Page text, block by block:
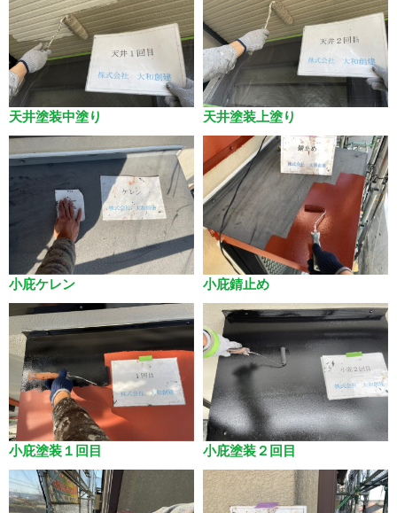
天井塗装中塗り 天井塗装上塗り
小庇ケレン 小庇錆止め
小庇塗装１回目 小庇塗装２回目